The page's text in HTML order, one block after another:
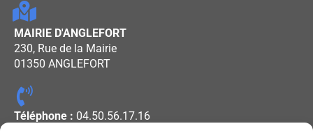
MAIRIE D'ANGLEFORT
230, Rue de la Mairie
01350 ANGLEFORT
Téléphone : 04.50.56.17.16